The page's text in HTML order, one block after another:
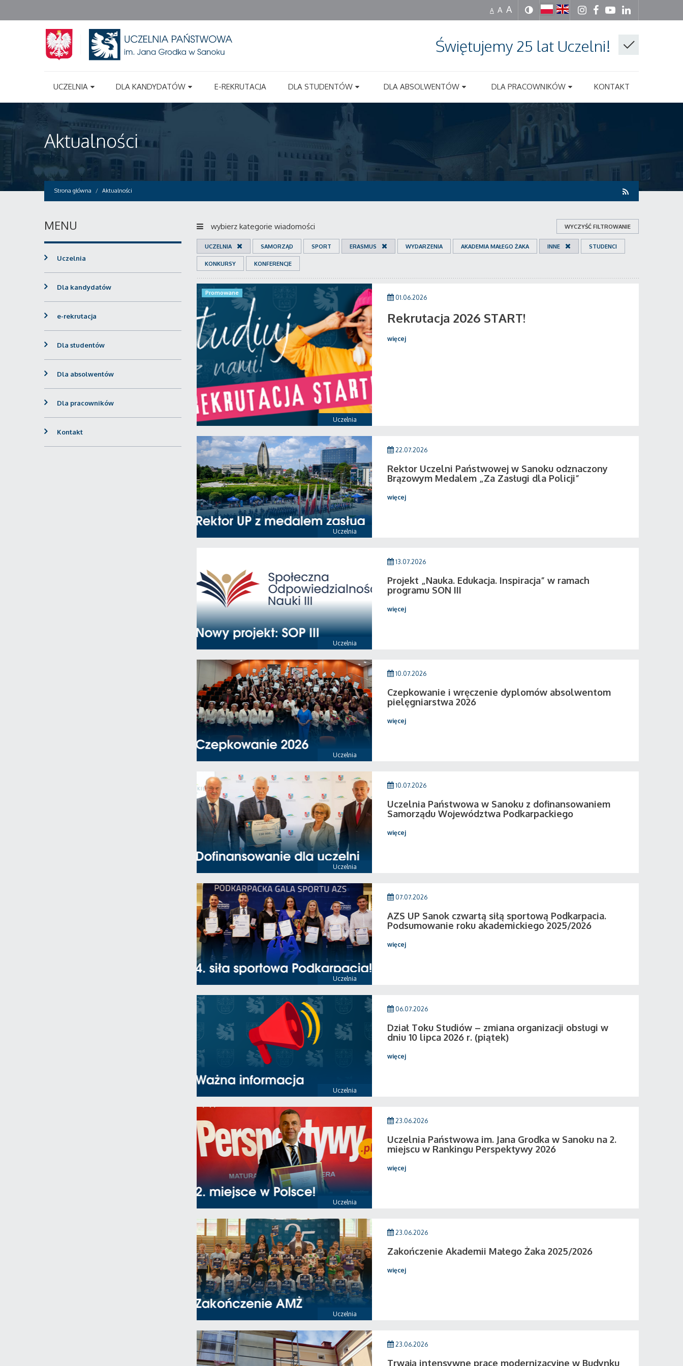
A A A
Świętujemy 25 lat Uczelni!
UCZELNIA DLA KANDYDATÓW E-REKRUTACJA DLA STUDENTÓW DLA ABSOLWENTÓW DLA PRACOWNIKÓW KONTAKT
Aktualności
Strona główna Aktualności
wybierz kategorie wiadomości WYCZYŚĆ FILTROWANIE
UCZELNIA SAMORZĄD SPORT ERASMUS WYDARZENIA AKADEMIA MAŁEGO ŻAKA INNE STUDENCI
KONKURSY KONFERENCJE
Uczelnia
Promowane
01.06.2026
Rekrutacja 2026 START!
więcej
Uczelnia
22.07.2026
Rektor Uczelni Państwowej w Sanoku odznaczony
Brązowym Medalem „Za Zasługi dla Policji”
więcej
Uczelnia
13.07.2026
Projekt „Nauka. Edukacja. Inspiracja” w ramach
programu SON III
więcej
Uczelnia
10.07.2026
Czepkowanie i wręczenie dyplomów absolwentom
pielęgniarstwa 2026
więcej
Uczelnia
10.07.2026
Uczelnia Państwowa w Sanoku z dofinansowaniem
Samorządu Województwa Podkarpackiego
więcej
Uczelnia
07.07.2026
AZS UP Sanok czwartą siłą sportową Podkarpacia.
Podsumowanie roku akademickiego 2025/2026
więcej
Uczelnia
06.07.2026
Dział Toku Studiów – zmiana organizacji obsługi w
dniu 10 lipca 2026 r. (piątek)
więcej
Uczelnia
23.06.2026
Uczelnia Państwowa im. Jana Grodka w Sanoku na 2.
miejscu w Rankingu Perspektywy 2026
więcej
Uczelnia
23.06.2026
Zakończenie Akademii Małego Żaka 2025/2026
więcej
23.06.2026
Trwają intensywne prace modernizacyjne w Budynku
MENU
Uczelnia
Dla kandydatów
e-rekrutacja
Dla studentów
Dla absolwentów
Dla pracowników
Kontakt